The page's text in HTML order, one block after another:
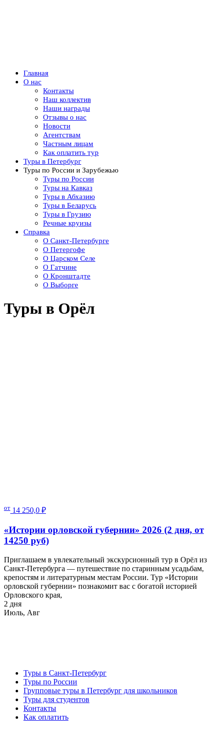
Главная
О нас
Контакты
Наш коллектив
Наши награды
Отзывы о нас
Новости
Агентствам
Частным лицам
Как оплатить тур
Туры в Петербург
Туры по России и Зарубежью
Туры по России
Туры на Кавказ
Туры в Абхазию
Туры в Беларусь
Туры в Грузию
Речные круизы
Справка
О Санкт-Петербурге
О Петергофе
О Царском Селе
О Гатчине
О Кронштадте
О Выборге
Туры в Орёл
от 14 250,0 ₽
«Истории орловской губернии» 2026 (2 дня, от
14250 руб)
Приглашаем в увлекательный экскурсионный тур в Орёл из
Санкт-Петербурга — путешествие по старинным усадьбам,
крепостям и литературным местам России. Тур «Истории
орловской губернии» познакомит вас с богатой историей
Орловского края,
2 дня
Июль, Авг
Туры в Санкт-Петербург
Туры по России
Групповые туры в Петербург для школьников
Туры для студентов
Контакты
Как оплатить